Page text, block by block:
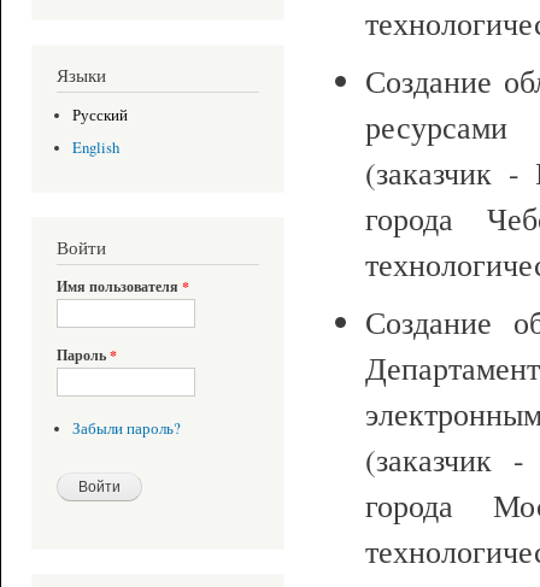
Языки
Русский
English
Войти
Имя пользователя *
Пароль*
Забыли пароль?
Создание
(заказчик -
города
Создание
(заказчик
города